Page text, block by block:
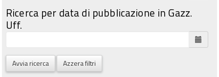
Ricerca per data di pubblicazione in Gazz.
Uff.
Avvia ricerca Azzera filtri